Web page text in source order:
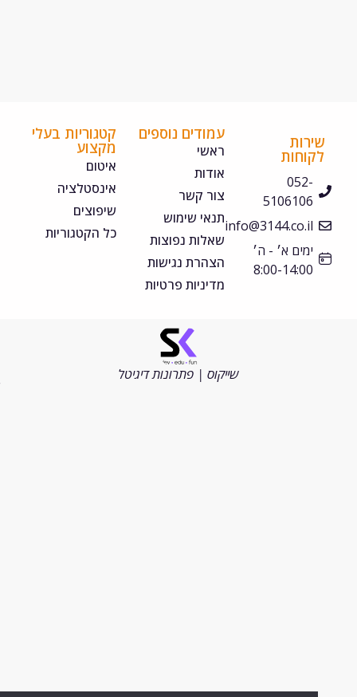
052-
5106106
info@3144.co.il
ימים א׳ - ה׳
8:00-14:00
עמודים נוספים
צור קשר
תנאי שימוש
שאלות נפוצות
הצהרת נגישות
מדיניות פרטיות
קטגוריות בעלי
אינסטלציה
שיפוצים
כל הקטגוריות
שייקוס | פתרונות דיגיטל
שמורות